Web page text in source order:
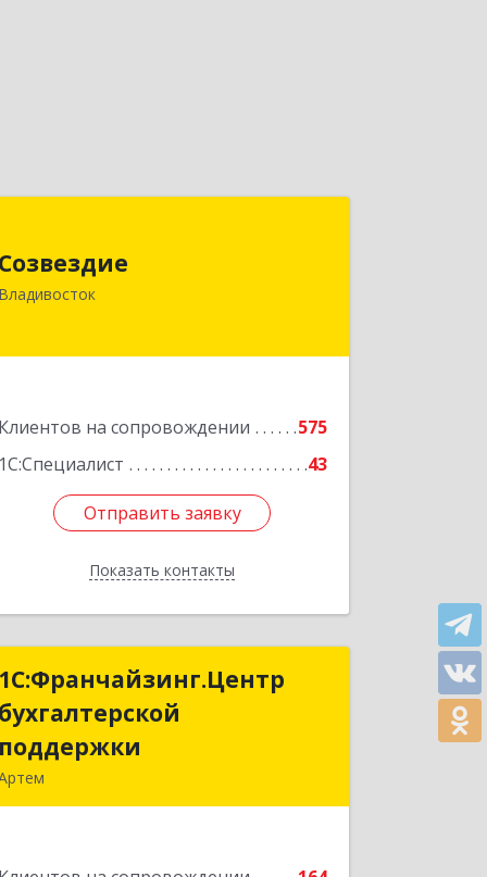
Созвездие
Владивосток
Клиентов на сопровождении
575
1С:Специалист
43
Отправить заявку
Показать контакты
Владивосток г, Тухачевского ул, дом
Отправить заявку
Назад
1С:Франчайзинг.Центр
бухгалтерской
поддержки
1С:Франчайзинг.Центр
бухгалтерской